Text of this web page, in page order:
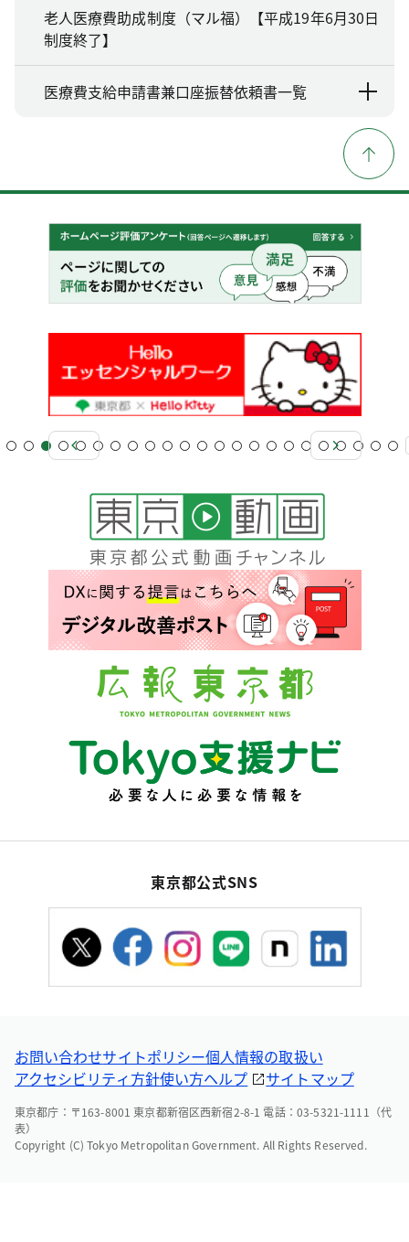
老人医療費助成制度（マル福）【平成19年6月30日
制度終了】
医療費支給申請書兼口座振替依頼書一覧
東京都公式SNS
お問い合わせサイトポリシー個人情報の取扱い
アクセシビリティ方針使い方ヘルプ サイトマップ
東京都庁：〒163-8001 東京都新宿区西新宿2-8-1 電話：03-5321-1111（代
表）
Copyright (C) Tokyo Metropolitan Government. All Rights Reserved.